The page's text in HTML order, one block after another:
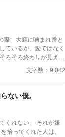
際、大輝に噛まれ番と
ているが、愛ではなく
ろそろ終わりが見えて
設定。■『それは愛か
関係は一切なし。
文字数：9,082
ない僕。
くれない。 それが嫌
拾ってくれた人は、